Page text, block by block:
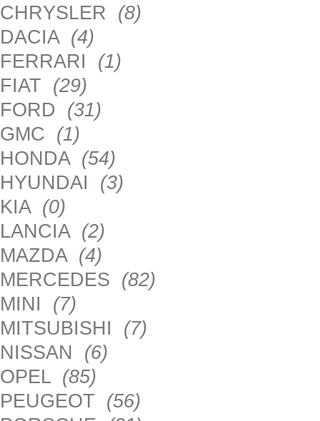
CHRYSLER (8)
DACIA (4)
FERRARI (1)
FIAT (29)
FORD (31)
GMC (1)
HONDA (54)
HYUNDAI (3)
KIA (0)
LANCIA (2)
MAZDA (4)
MERCEDES (82)
MINI (7)
MITSUBISHI (7)
NISSAN (6)
OPEL (85)
PEUGEOT (56)